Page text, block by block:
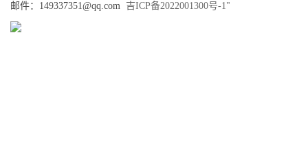
邮件：149337351@qq.com 吉ICP备2022001300号-1"